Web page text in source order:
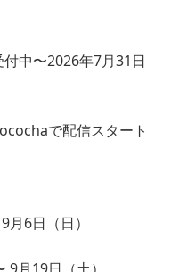
中〜2026年7月31日
で配信スタート
9月6日（日）